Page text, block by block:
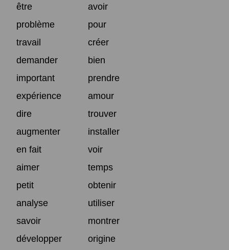
être
avoir
problème
pour
travail
créer
demander
bien
important
prendre
expérience
amour
dire
trouver
augmenter
installer
en fait
voir
aimer
temps
petit
obtenir
analyse
utiliser
savoir
montrer
développer
origine